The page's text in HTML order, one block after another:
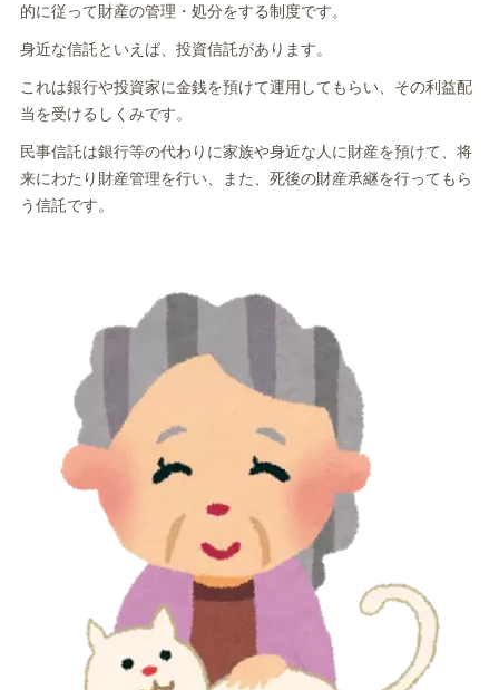
的に従って財産の管理・処分をする制度です。
身近な信託といえば、投資信託があります。
これは銀行や投資家に金銭を預けて運用してもらい、その利益配
当を受けるしくみです。
民事信託は銀行等の代わりに家族や身近な人に財産を預けて、将
来にわたり財産管理を行い、また、死後の財産承継を行ってもら
う信託です。